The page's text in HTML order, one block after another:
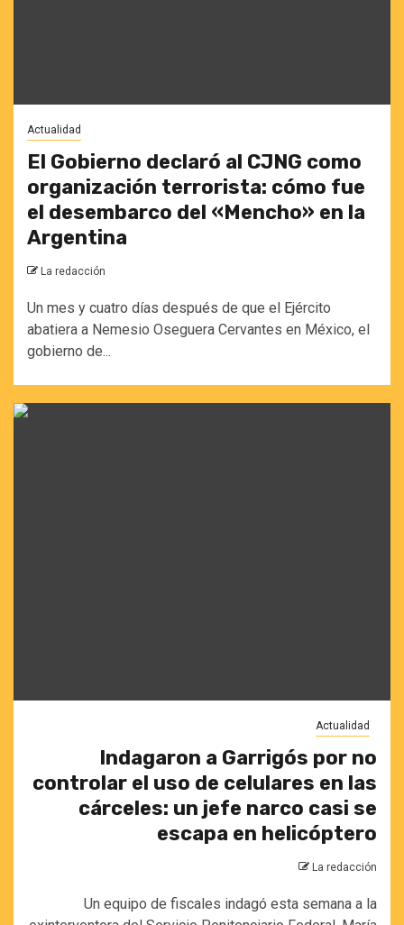
Actualidad
El Gobierno declaró al CJNG como
organización terrorista: cómo fue
el desembarco del «Mencho» en la
Argentina
La redacción
Un mes y cuatro días después de que el Ejército
abatiera a Nemesio Oseguera Cervantes en México, el
gobierno de...
Actualidad
Indagaron a Garrigós por no
controlar el uso de celulares en las
cárceles: un jefe narco casi se
escapa en helicóptero
La redacción
Un equipo de fiscales indagó esta semana a la